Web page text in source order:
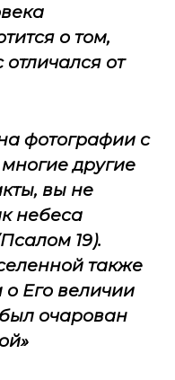
о том,
от
фотографии с
другие
вы не
небеса
19).
также
о Его величии
очарован